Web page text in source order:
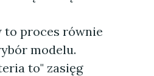
proces równie
modelu.
to" zasięg